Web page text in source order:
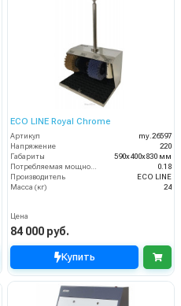
ECO LINE Royal Chrome
Артикул
my.26597
Напряжение
220
Габариты
590х400х830 мм
0.18
Производитель
ECO LINE
Масса (кг)
24
Цена
84 000 руб.
Купить